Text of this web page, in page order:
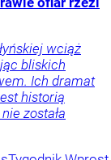
wciąż
bliskich
Ich dramat
historią
została